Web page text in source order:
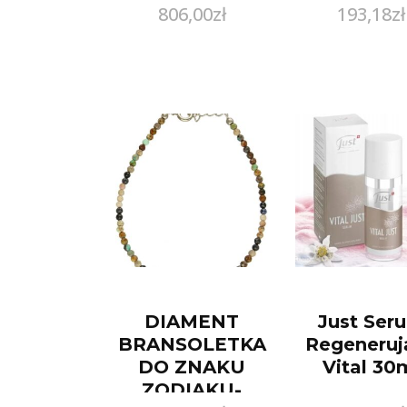
806,00zł
S3 Src
193,18zł
DIAMENT
BRANSOLETKA
DO ZNAKU
ZODIAKU-
Just
Vital